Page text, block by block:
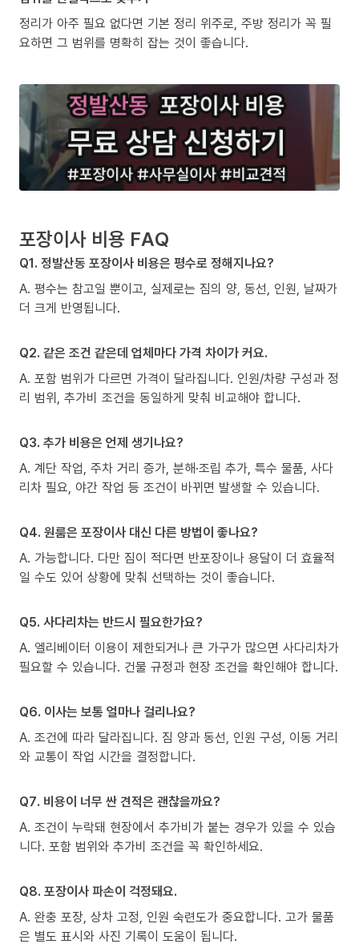
정리가 아주 필요 없다면 기본 정리 위주로, 주방 정리가 꼭 필
요하면 그 범위를 명확히 잡는 것이 좋습니다.
포장이사 비용 FAQ
Q1. 정발산동 포장이사 비용은 평수로 정해지나요?
A. 평수는 참고일 뿐이고, 실제로는 짐의 양, 동선, 인원, 날짜가
더 크게 반영됩니다.
Q2. 같은 조건 같은데 업체마다 가격 차이가 커요.
A. 포함 범위가 다르면 가격이 달라집니다. 인원/차량 구성과 정
리 범위, 추가비 조건을 동일하게 맞춰 비교해야 합니다.
Q3. 추가 비용은 언제 생기나요?
A. 계단 작업, 주차 거리 증가, 분해·조립 추가, 특수 물품, 사다
리차 필요, 야간 작업 등 조건이 바뀌면 발생할 수 있습니다.
Q4. 원룸은 포장이사 대신 다른 방법이 좋나요?
A. 가능합니다. 다만 짐이 적다면 반포장이나 용달이 더 효율적
일 수도 있어 상황에 맞춰 선택하는 것이 좋습니다.
Q5. 사다리차는 반드시 필요한가요?
A. 엘리베이터 이용이 제한되거나 큰 가구가 많으면 사다리차가
필요할 수 있습니다. 건물 규정과 현장 조건을 확인해야 합니다.
Q6. 이사는 보통 얼마나 걸리나요?
A. 조건에 따라 달라집니다. 짐 양과 동선, 인원 구성, 이동 거리
와 교통이 작업 시간을 결정합니다.
Q7. 비용이 너무 싼 견적은 괜찮을까요?
A. 조건이 누락돼 현장에서 추가비가 붙는 경우가 있을 수 있습
니다. 포함 범위와 추가비 조건을 꼭 확인하세요.
Q8. 포장이사 파손이 걱정돼요.
A. 완충 포장, 상차 고정, 인원 숙련도가 중요합니다. 고가 물품
은 별도 표시와 사진 기록이 도움이 됩니다.